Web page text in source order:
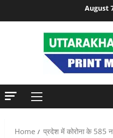
August
Primary
Home प्रदेश में कोरोना के 585